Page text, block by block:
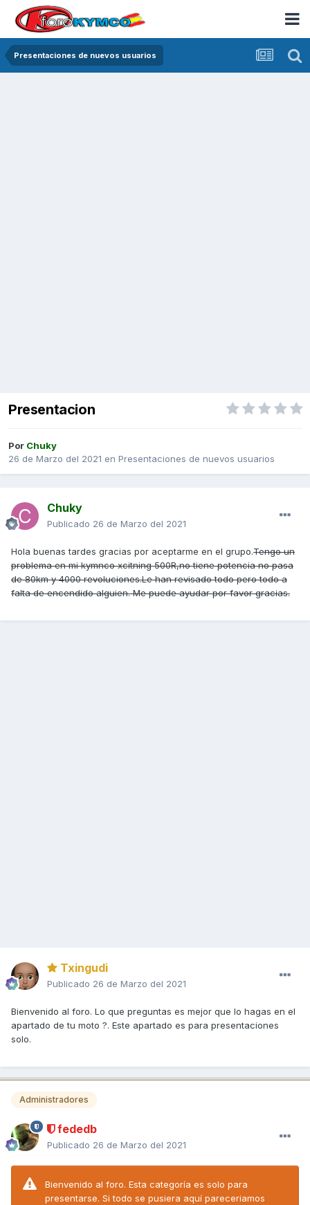
Presentaciones de nuevos usuarios
Presentacion
Por Chuky
26 de Marzo del 2021 en Presentaciones de nuevos usuarios
Chuky
Publicado 26 de Marzo del 2021
Hola buenas tardes gracias por aceptarme en el grupo.Tengo un
problema en mi kymnco xcitning 500R,no tiene potencia no pasa
de 80km y 4000 revoluciones.Le han revisado todo pero todo a
falta de encendido alguien. Me puede ayudar por favor gracias.
Txingudi
Publicado 26 de Marzo del 2021
Bienvenido al foro. Lo que preguntas es mejor que lo hagas en el
apartado de tu moto ?. Este apartado es para presentaciones
solo.
Administradores
fededb
Publicado 26 de Marzo del 2021
Bienvenido al foro. Esta categoría es solo para
presentarse. Si todo se pusiera aquí pareceriamos